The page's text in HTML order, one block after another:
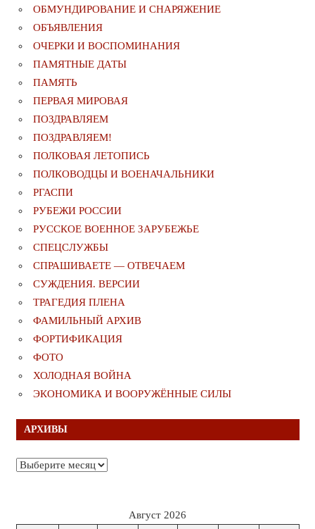
ОБМУНДИРОВАНИЕ И СНАРЯЖЕНИЕ
ОБЪЯВЛЕНИЯ
ОЧЕРКИ И ВОСПОМИНАНИЯ
ПАМЯТНЫЕ ДАТЫ
ПАМЯТЬ
ПЕРВАЯ МИРОВАЯ
ПОЗДРАВЛЯЕМ
ПОЗДРАВЛЯЕМ!
ПОЛКОВАЯ ЛЕТОПИСЬ
ПОЛКОВОДЦЫ И ВОЕНАЧАЛЬНИКИ
РГАСПИ
РУБЕЖИ РОССИИ
РУССКОЕ ВОЕННОЕ ЗАРУБЕЖЬЕ
СПЕЦСЛУЖБЫ
СПРАШИВАЕТЕ — ОТВЕЧАЕМ
СУЖДЕНИЯ. ВЕРСИИ
ТРАГЕДИЯ ПЛЕНА
ФАМИЛЬНЫЙ АРХИВ
ФОРТИФИКАЦИЯ
ФОТО
ХОЛОДНАЯ ВОЙНА
ЭКОНОМИКА И ВООРУЖЁННЫЕ СИЛЫ
АРХИВЫ
Архивы
Август 2026